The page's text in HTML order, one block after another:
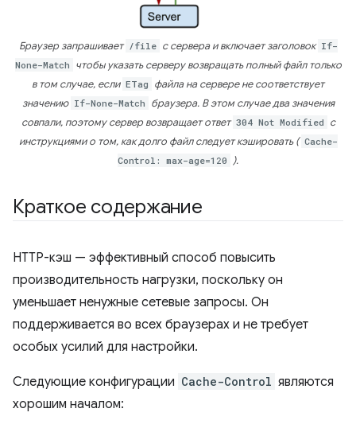
Браузер запрашивает /file с сервера и включает заголовок If-
None-Match чтобы указать серверу возвращать полный файл только
в том случае, если ETag файла на сервере не соответствует
значению If-None-Match браузера. В этом случае два значения
совпали, поэтому сервер возвращает ответ 304 Not Modified с
инструкциями о том, как долго файл следует кэшировать ( Cache-
Control: max-age=120 ).
Краткое содержание
HTTP-кэш — эффективный способ повысить
производительность нагрузки, поскольку он
уменьшает ненужные сетевые запросы. Он
поддерживается во всех браузерах и не требует
особых усилий для настройки.
Следующие конфигурации Cache-Control являются
хорошим началом: